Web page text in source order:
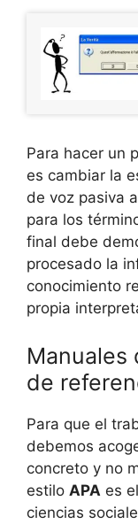
Para hacer un
es cambiar la
de voz pasiva
para los
final debe
procesado la
conocimiento
propia
Manuales
de
Para que el
debemos
concreto y no
estilo APA es
ciencias